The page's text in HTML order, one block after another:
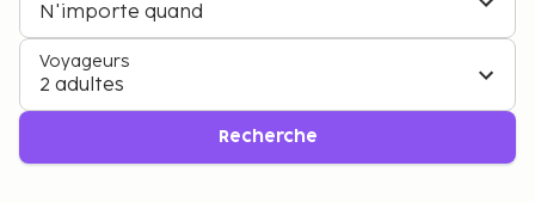
N'importe quand
Voyageurs
2 adultes
Recherche